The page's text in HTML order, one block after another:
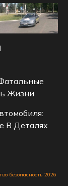
Жизни
В Деталях
безопасность 2026